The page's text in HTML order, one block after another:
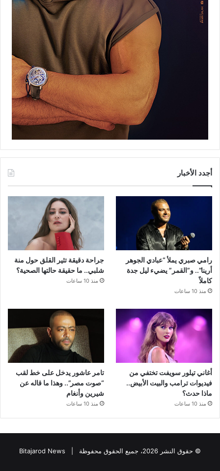
أجدد الأخبار
رامي صبري يملأ “عبادي الجوهر
أرينا”.. و”القمر” يضيء ليل جدة
كاملاً
منذ 10 ساعات
جراحة دقيقة تثير القلق حول منة
شلبي.. ما حقيقة حالتها الصحية؟
منذ 10 ساعات
أغاني تيلور سويفت تختفي من
فيديوات ترامب والبيت الأبيض..
ماذا حدث؟
منذ 10 ساعات
تامر عاشور يدخل على خط لقب
“صوت مصر”.. وهذا ما قاله عن
شيرين وأنغام
منذ 10 ساعات
© حقوق النشر 2026، جميع الحقوق محفوظة | Bitajarod News